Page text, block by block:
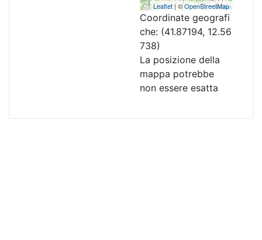
Leaflet | ©OpenStreetMap
Coordinate geografi
che: (41.87194, 12.56
738)
La posizione della
mappa potrebbe
non essere esatta